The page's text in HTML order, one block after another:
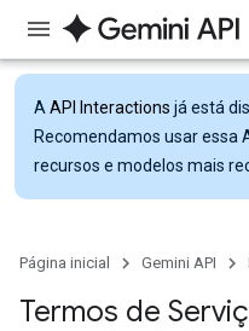
A API Interactions já está
Recomendamos usar essa
recursos e modelos mais
Página inicial Gemini API
Termos de